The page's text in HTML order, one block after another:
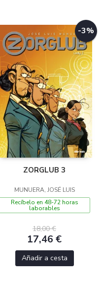
-3%
ZORGLUB 3
MUNUERA, JOSÉ LUIS
Recíbelo en 48-72 horas
laborables
18,00 €
17,46 €
Añadir a cesta